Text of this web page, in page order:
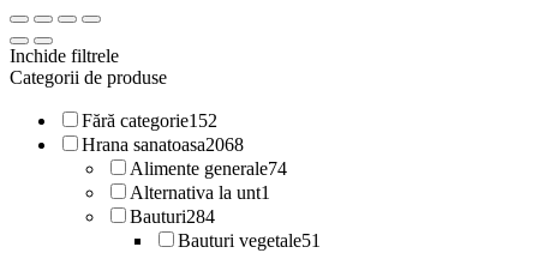
Inchide filtrele
Categorii de produse
Fără categorie152
Hrana sanatoasa2068
Alimente generale74
Alternativa la unt1
Bauturi284
Bauturi vegetale51